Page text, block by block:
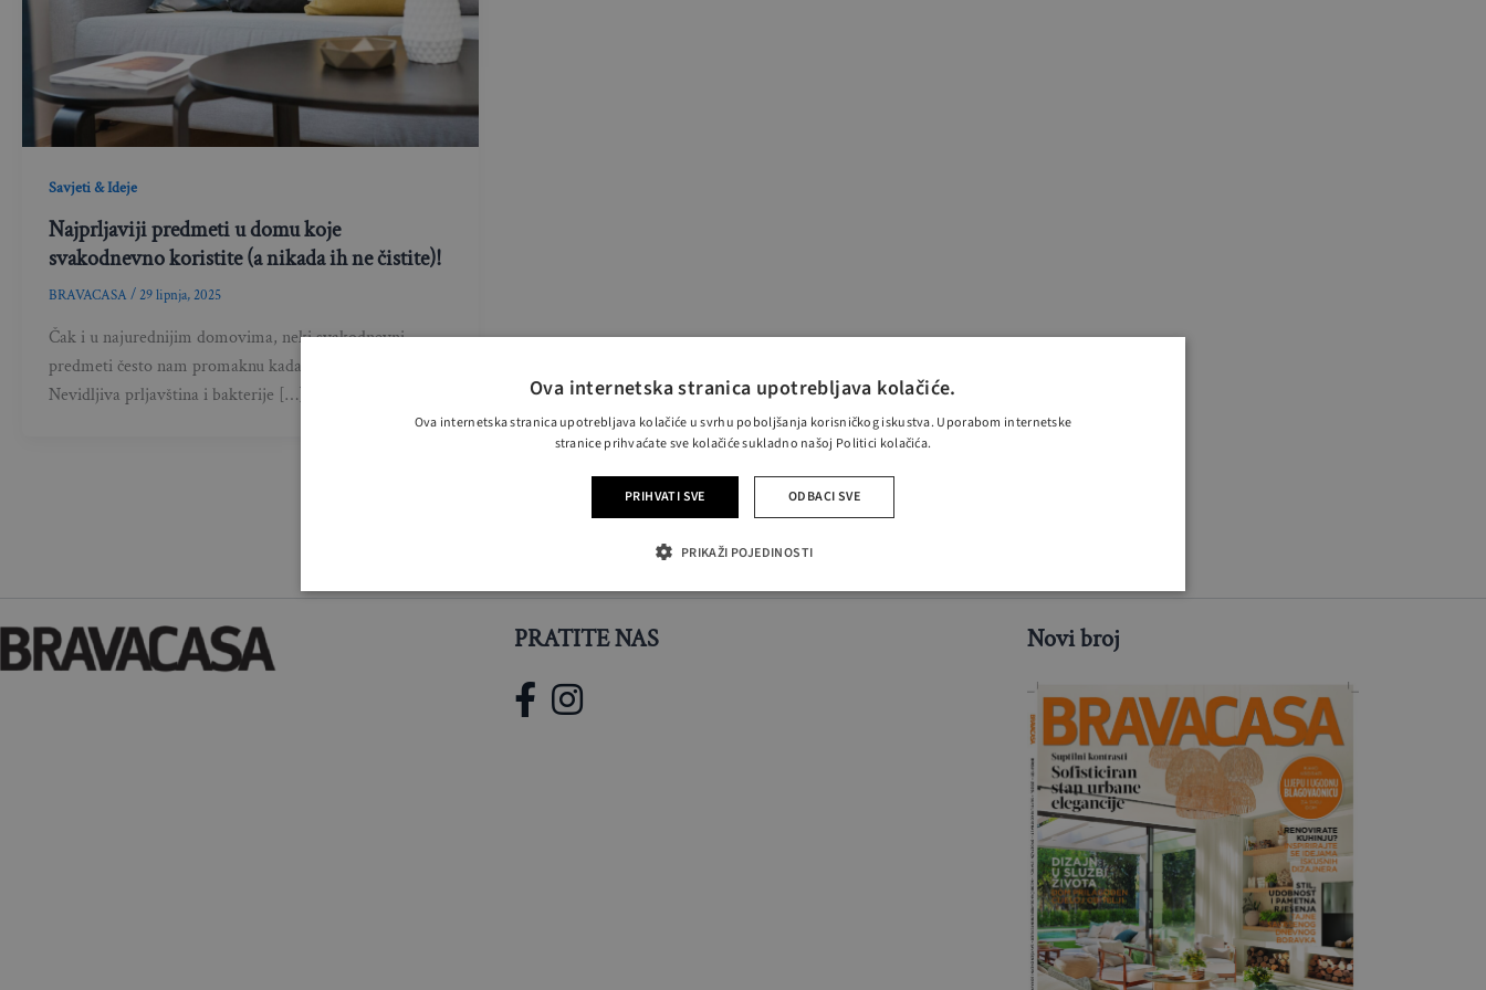
Savjeti & Ideje
Najprljaviji predmeti u domu koje
svakodnevno koristite (a nikada ih ne čistite)!
BRAVACASA /29 lipnja, 2025
Čak i u najurednijim domovima, neki svakodnevni
predmeti često nam promaknu kada je čišćenje u pitanju.
Nevidljiva prljavština i bakterije […]
PRATITE NAS Novi broj
Ova internetska stranica upotrebljava kolačiće.
Ova internetska stranica upotrebljava kolačiće u svrhu poboljšanja korisničkog iskustva. Uporabom internetske
stranice prihvaćate sve kolačiće sukladno našoj Politici kolačića.
PRIHVATI SVE ODBACI SVE
PRIKAŽI POJEDINOSTI